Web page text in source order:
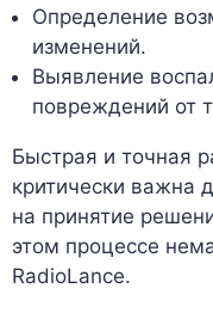
Определение
изменений.
Выявление
повреждений от
Быстрая и точная
критически важна
на принятие
этом процессе
RadioLance.